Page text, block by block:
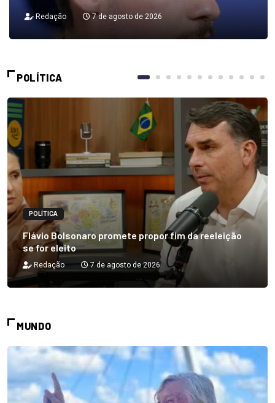
Redação 7 de agosto de 2026
POLÍTICA
POLÍTICA
Flávio Bolsonaro promete propor fim da reeleição
se for eleito
Redação 7 de agosto de 2026
MUNDO